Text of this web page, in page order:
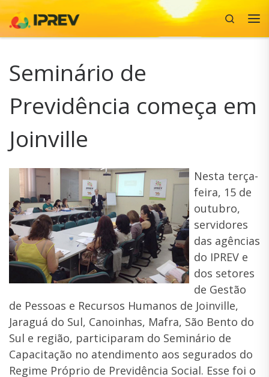
Skip to content
Search
Seminário de
Previdência começa em
Joinville
Nesta terça-
feira, 15 de
outubro,
servidores
das agências
do IPREV e
dos setores
de Gestão
de Pessoas e Recursos Humanos de Joinville,
Jaraguá do Sul, Canoinhas, Mafra, São Bento do
Sul e região, participaram do Seminário de
Capacitação no atendimento aos segurados do
Regime Próprio de Previdência Social. Esse foi o